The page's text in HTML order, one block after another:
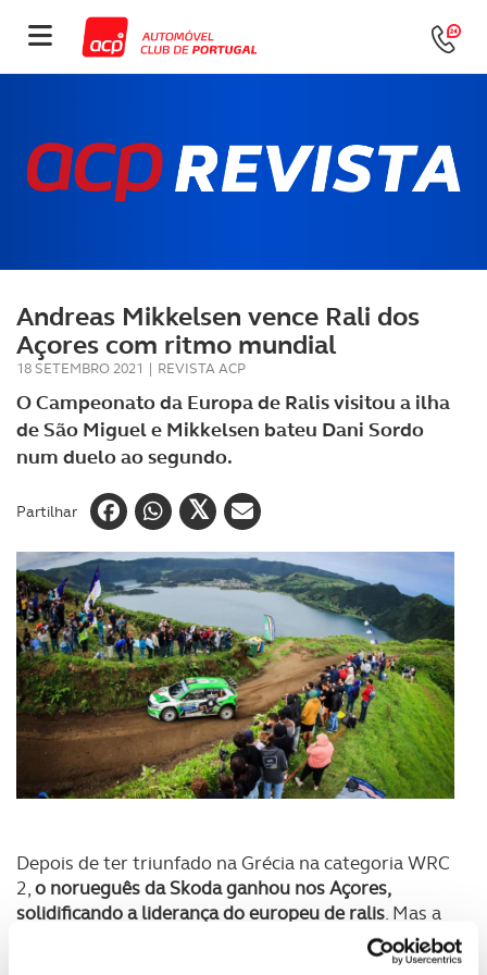
Andreas Mikkelsen vence Rali dos
Açores com ritmo mundial
18 SETEMBRO 2021 | REVISTA ACP
O Campeonato da Europa de Ralis visitou a ilha
de São Miguel e Mikkelsen bateu Dani Sordo
num duelo ao segundo.
Partilhar
Depois de ter triunfado na Grécia na categoria WRC
2,o norueguês da Skoda ganhou nos Açores,
solidificando a liderança do europeu de ralis. Mas a
tarefa não foi fácil, pois Dani Sordo também esteve
presente na ilha de São Miguel ao volante de um